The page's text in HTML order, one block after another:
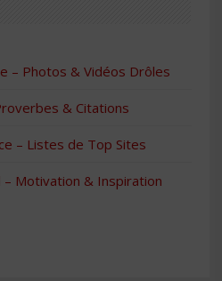
– Photos & Vidéos Drôles
& Citations
– Listes de Top Sites
– Motivation & Inspiration